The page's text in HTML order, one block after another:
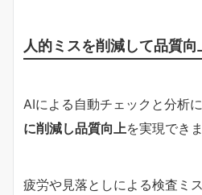
人的ミスを削減して品質向
AIによる自動チェックと分析に
に削減し品質向上を実現できま
疲労や見落としによる検査ミ